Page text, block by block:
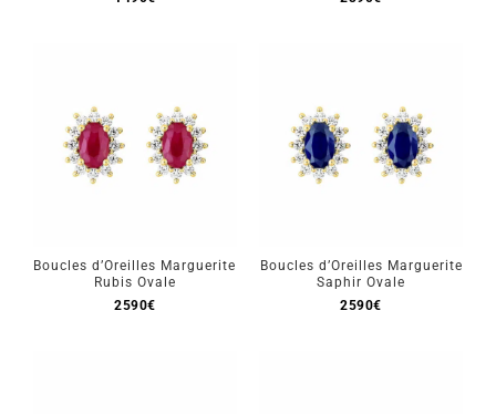
Boucles d’Oreilles Marguerite
Rubis Ovale
2590€
Boucles d’Oreilles Marguerite
Saphir Ovale
2590€